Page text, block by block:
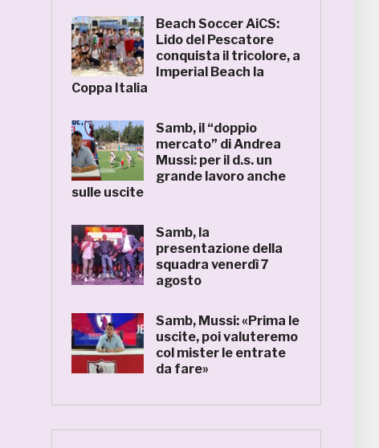
Beach Soccer AiCS:
Lido del Pescatore
conquista il tricolore, a
Imperial Beach la
Coppa Italia
Samb, il “doppio
mercato” di Andrea
Mussi: per il d.s. un
grande lavoro anche
sulle uscite
Samb, la
presentazione della
squadra venerdì 7
agosto
Samb, Mussi: «Prima le
uscite, poi valuteremo
col mister le entrate
da fare»